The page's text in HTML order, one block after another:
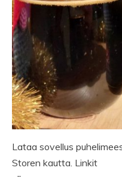
Lataa sovellus
Storen kautta. Linkit